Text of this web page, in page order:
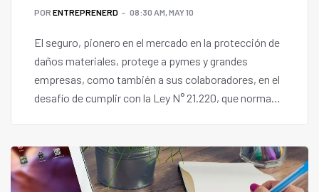
POR ENTREPRENERD 08:30 AM, MAY 10
El seguro, pionero en el mercado en la protección de
daños materiales, protege a pymes y grandes
empresas, como también a sus colaboradores, en el
desafío de cumplir con la Ley N° 21.220, que norma